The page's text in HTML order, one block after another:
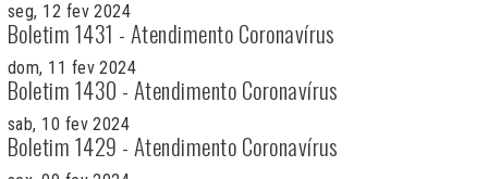
seg, 12 fev 2024
Boletim 1431 - Atendimento Coronavírus
dom, 11 fev 2024
Boletim 1430 - Atendimento Coronavírus
sab, 10 fev 2024
Boletim 1429 - Atendimento Coronavírus